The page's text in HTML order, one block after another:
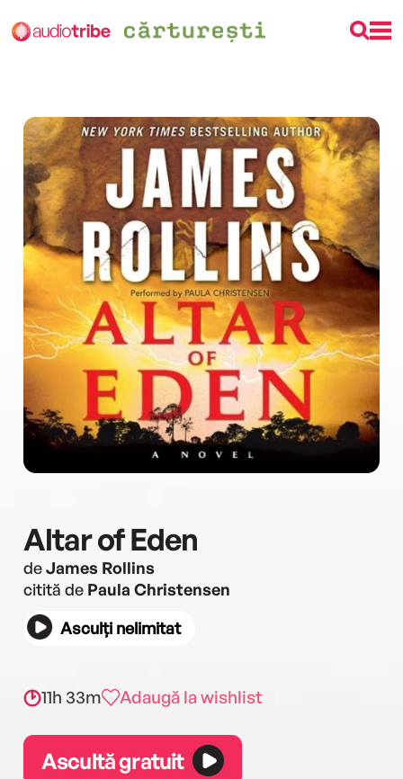
Altar of Eden
deJames Rollins
citită de Paula Christensen
Asculți nelimitat
11h 33m Adaugă la wishlist
Ascultă gratuit